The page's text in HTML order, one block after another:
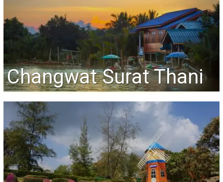
Changwat Surat Thani